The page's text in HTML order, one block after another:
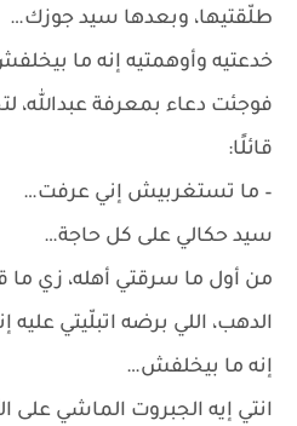
طلّقتيها، وبعدها سيد جوزك…
خدعتيه وأوهمتيه إنه ما
فوجئت دعاء بمعرفة عبدالله،
قائلًا:
– ما تستغربيش إني عرفت…
سيد حكالي على كل حاجة…
من أول ما سرقتي أهله، زي ما
الدهب، اللي برضه اتبلّيتي
إنه ما بيخلفش…
انتي إيه الجبروت الماشي على